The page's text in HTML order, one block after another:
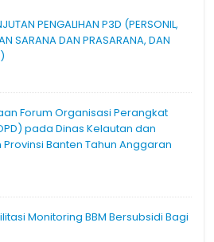
PENGALIHAN P3D (PERSONIL,
SARANA DAN PRASARANA, DAN
Forum Organisasi Perangkat
pada Dinas Kelautan dan
Banten Tahun Anggaran
Monitoring BBM Bersubsidi Bagi